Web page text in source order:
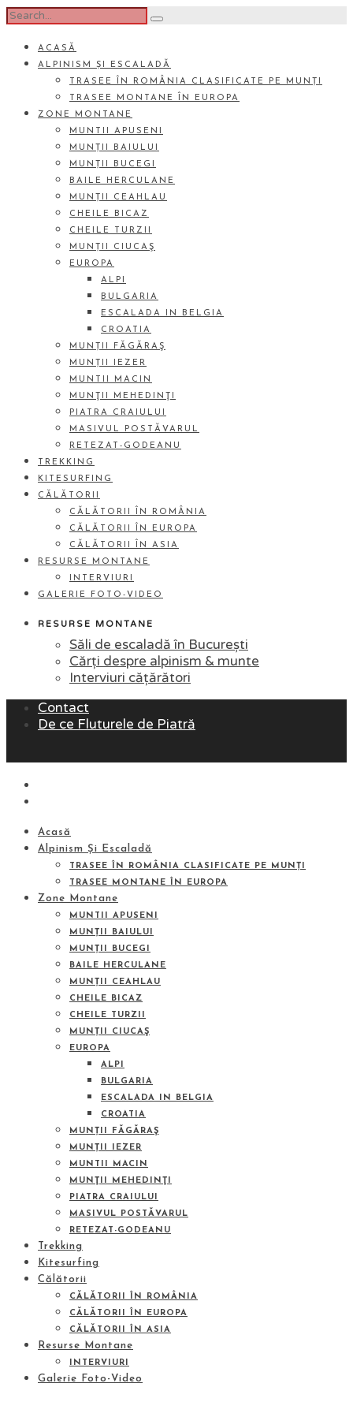
ACASĂ
ALPINISM ȘI ESCALADĂ
TRASEE ÎN ROMÂNIA CLASIFICATE PE MUNȚI
TRASEE MONTANE ÎN EUROPA
ZONE MONTANE
MUNTII APUSENI
MUNȚII BAIULUI
MUNȚII BUCEGI
BAILE HERCULANE
MUNȚII CEAHLAU
CHEILE BICAZ
CHEILE TURZII
MUNȚII CIUCAŞ
EUROPA
ALPI
BULGARIA
ESCALADA IN BELGIA
CROATIA
MUNȚII FĂGĂRAŞ
MUNȚII IEZER
MUNTII MACIN
MUNŢII MEHEDINŢI
PIATRA CRAIULUI
MASIVUL POSTĂVARUL
RETEZAT-GODEANU
TREKKING
KITESURFING
CĂLĂTORII
CĂLĂTORII ÎN ROMÂNIA
CĂLĂTORII ÎN EUROPA
CĂLĂTORII ÎN ASIA
RESURSE MONTANE
INTERVIURI
GALERIE FOTO-VIDEO
RESURSE MONTANE
Săli de escaladă în București
Cărți despre alpinism & munte
Interviuri cățărători
Contact
De ce Fluturele de Piatră
Acasă
Alpinism Și Escaladă
TRASEE ÎN ROMÂNIA CLASIFICATE PE MUNȚI
TRASEE MONTANE ÎN EUROPA
Zone Montane
MUNTII APUSENI
MUNȚII BAIULUI
MUNȚII BUCEGI
BAILE HERCULANE
MUNȚII CEAHLAU
CHEILE BICAZ
CHEILE TURZII
MUNȚII CIUCAŞ
EUROPA
ALPI
BULGARIA
ESCALADA IN BELGIA
CROATIA
MUNȚII FĂGĂRAŞ
MUNȚII IEZER
MUNTII MACIN
MUNŢII MEHEDINŢI
PIATRA CRAIULUI
MASIVUL POSTĂVARUL
RETEZAT-GODEANU
Trekking
Kitesurfing
Călătorii
CĂLĂTORII ÎN ROMÂNIA
CĂLĂTORII ÎN EUROPA
CĂLĂTORII ÎN ASIA
Resurse Montane
INTERVIURI
Galerie Foto-Video